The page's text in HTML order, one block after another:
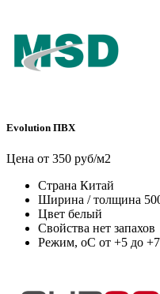
Evolution ПВХ
Цена от 350 руб/м2
Страна Китай
Ширина / толщина
Цвет белый
Свойства нет запахов
Режим, оС от +5 до